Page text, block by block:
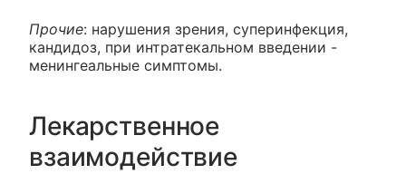
Прочие: нарушения зрения, суперинфекция,
кандидоз, при интратекальном введении -
менингеальные симптомы.
Лекарственное
взаимодействие